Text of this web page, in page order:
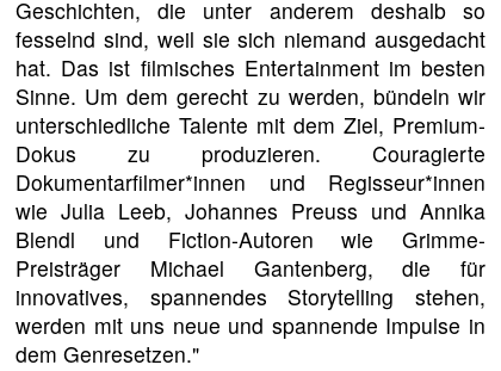
Geschichten, die unter anderem deshalb so
fesselnd sind, weil sie sich niemand ausgedacht
hat. Das ist filmisches Entertainment im besten
Sinne. Um dem gerecht zu werden, bündeln wir
unterschiedliche Talente mit dem Ziel, Premium-
Dokus zu produzieren. Couragierte
Dokumentarfilmer*innen und Regisseur*innen
wie Julia Leeb, Johannes Preuss und Annika
Blendl und Fiction-Autoren wie Grimme-
Preisträger Michael Gantenberg, die für
innovatives, spannendes Storytelling stehen,
werden mit uns neue und spannende Impulse in
dem Genresetzen."